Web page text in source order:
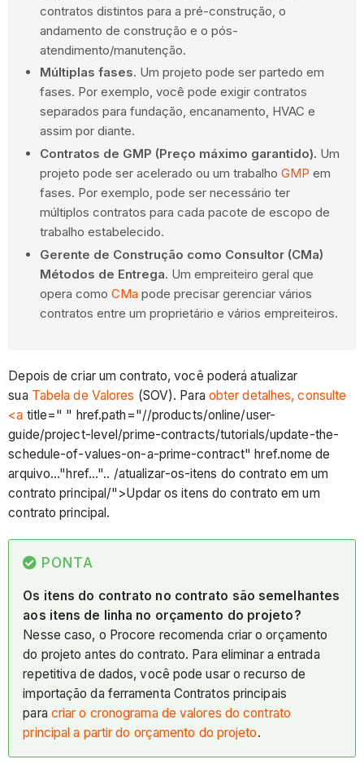
contratos distintos para a pré-construção, o
andamento de construção e o pós-
atendimento/manutenção.
Múltiplas fases. Um projeto pode ser partedo em
fases. Por exemplo, você pode exigir contratos
separados para fundação, encanamento, HVAC e
assim por diante.
Contratos de GMP (Preço máximo garantido). Um
projeto pode ser acelerado ou um trabalhoGMP em
fases. Por exemplo, pode ser necessário ter
múltiplos contratos para cada pacote de escopo de
trabalho estabelecido.
Gerente de Construção como Consultor (CMa)
Métodos de Entrega. Um empreiteiro geral que
opera comoCMa pode precisar gerenciar vários
contratos entre um proprietário e vários empreiteiros.
Depois de criar um contrato, você poderá atualizar
sua Tabela de Valores (SOV). Para obter detalhes, consulte
<a title=" " href.path="//products/online/user-
guide/project-level/prime-contracts/tutorials/update-the-
schedule-of-values-on-a-prime-contract" href.nome de
arquivo..."href...".. /atualizar-os-itens do contrato em um
contrato principal/">Updar os itens do contrato em um
contrato principal.
PONTA
Os itens do contrato no contrato são semelhantes
aos itens de linha no orçamento do projeto?
Nesse caso, o Procore recomenda criar o orçamento
do projeto antes do contrato. Para eliminar a entrada
repetitiva de dados, você pode usar o recurso de
importação da ferramenta Contratos principais
para criar o cronograma de valores do contrato
principal a partir do orçamento do projeto.